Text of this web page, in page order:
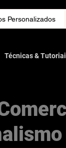
Personalizados
Técnicas &
Entrevistas